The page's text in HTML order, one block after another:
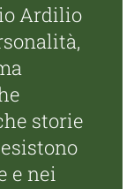
Ardilio
storie
e nei